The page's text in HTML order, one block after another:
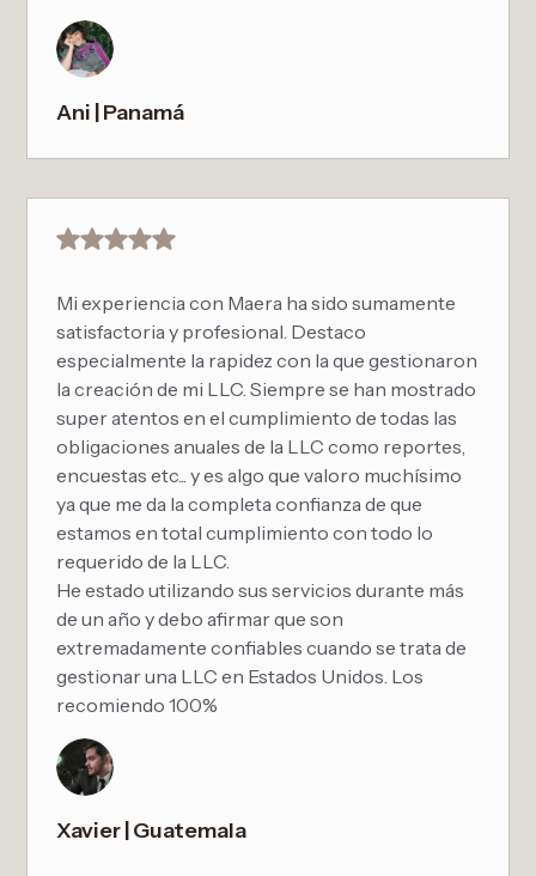
Ani | Panamá
Mi experiencia con Maera ha sido sumamente
satisfactoria y profesional. Destaco
especialmente la rapidez con la que gestionaron
la creación de mi LLC. Siempre se han mostrado
super atentos en el cumplimiento de todas las
obligaciones anuales de la LLC como reportes,
encuestas etc... y es algo que valoro muchísimo
ya que me da la completa confianza de que
estamos en total cumplimiento con todo lo
requerido de la LLC.
He estado utilizando sus servicios durante más
de un año y debo afirmar que son
extremadamente confiables cuando se trata de
gestionar una LLC en Estados Unidos. Los
recomiendo 100%
Xavier | Guatemala